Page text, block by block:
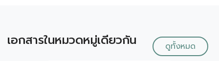
เอกสารในหมวดหมู่เดียวกัน ดูทั้งหมด